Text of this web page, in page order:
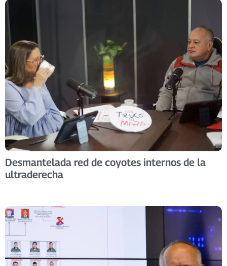
Desmantelada red de coyotes internos de la
ultraderecha